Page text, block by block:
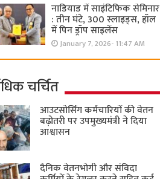
नाडियाड में साइंटिफिक सेमिनार
: तीन घंटे, 300 स्लाइड्स, हॉल
में पिन ड्रॉप साइलेंस
January 7, 2026- 11:47 AM
चर्चित
आउटसोर्सिंग कर्मचारियों की वेतन
बढ़ोतरी पर उपमुख्यमंत्री ने दिया
आश्वासन
दैनिक वेतनभोगी और संविदा